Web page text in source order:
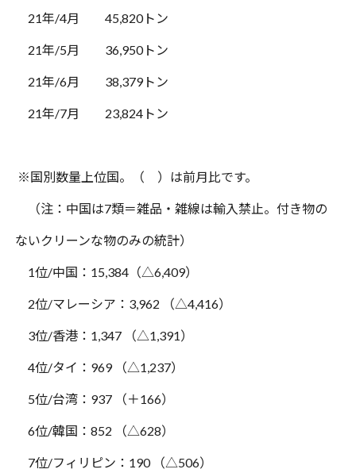
21年/4月 45,820トン
21年/5月 36,950トン
21年/6月 38,379トン
21年/7月 23,824トン
※国別数量上位国。（ ）は前月比です。
（注：中国は7類＝雑品・雑線は輸入禁止。付き物の
ないクリーンな物のみの統計）
1位/中国： 15,384（△6,409）
2位/マレーシア： 3,962 （△4,416）
3位/香港： 1,347 （△1,391）
4位/タイ： 969 （△1,237）
5位/台湾： 937 （＋166）
6位/韓国： 852 （△628）
7位/フィリピン： 190 （△506）